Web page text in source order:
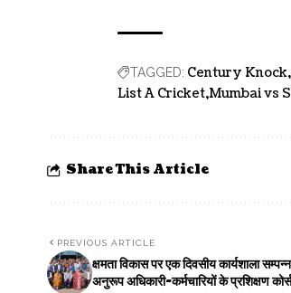
TAGGED: Century Knock
List A Cricket Mumbai vs
Share This Article
PREVIOUS ARTICLE
क्षमता विकास पर एक दिवसीय कार्यशाला
अनुरूप अधिकारी-कर्मचारियों के प्रशिक्षण